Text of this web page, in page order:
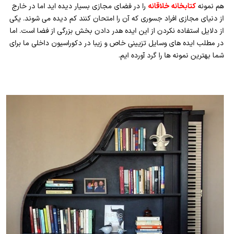
هم نمونهکتابخانه خلاقانه را در فضای مجازی بسیار دیده اید اما در خارج
از دنیای مجازی افراد جسوری که آن را امتحان کنند کم دیده می شوند. یکی
از دلایل استفاده نکردن از این ایده هدر دادن بخش بزرگی از فضا است. اما
در مطلب ایده های وسایل تزیینی خاص و زیبا در دکوراسیون داخلی ما برای
شما بهترین نمونه ها را گرد آورده ایم.